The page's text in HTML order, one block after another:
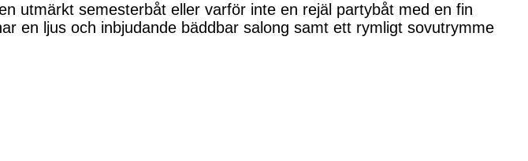
utmärkt semesterbåt eller varför inte en rejäl partybåt med en fin
en ljus och inbjudande bäddbar salong samt ett rymligt sovutrymme